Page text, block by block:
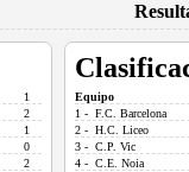
1
2
1
0
2
Equipo
1 - F.C. Barcelona
2 - H.C. Liceo
3 - C.P. Vic
4 - C.E. Noia